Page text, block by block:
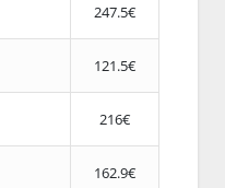
247.5€
121.5€
216€
162.9€